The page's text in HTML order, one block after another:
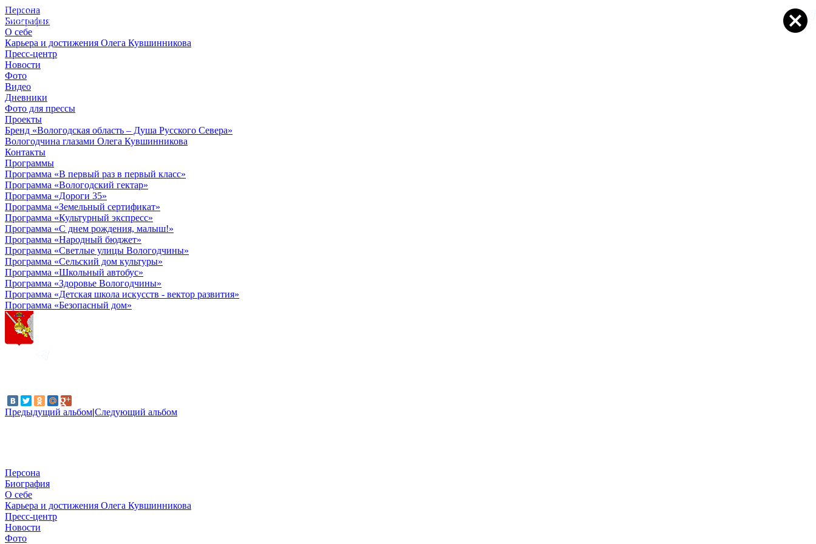
Персона
Биография
О себе
Карьера и достижения Олега Кувшинникова
Пресс-центр
Новости
Фото
Видео
Дневники
Фото для прессы
Проекты
Бренд «Вологодская область – Душа Русского Севера»
Вологодчина глазами Олега Кувшинникова
Контакты
Программы
Программа «В первый раз в первый класс»
Программа «Вологодский гектар»
Программа «Дороги 35»
Программа «Земельный сертификат»
Программа «Культурный экспресс»
Программа «С днем рождения, малыш!»
Программа «Народный бюджет»
Программа «Светлые улицы Вологодчины»
Программа «Сельский дом культуры»
Программа «Школьный автобус»
Программа «Здоровье Вологодчины»
Программа «Детская школа искусств - вектор развития»
Программа «Безопасный дом»
Предыдущий альбом|Следующий альбом
© 2012 - 2023,
КУВШИННИКОВ О.А.
Персона
Биография
О себе
Карьера и достижения Олега Кувшинникова
Пресс-центр
Новости
Фото